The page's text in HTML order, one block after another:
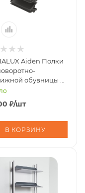
Aiden Полки
обувницы 6
темно-серый
₽/шт
В КОРЗИНУ